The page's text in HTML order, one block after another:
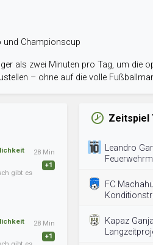
und Championscup
als zwei Minuten pro Tag, um die
– ohne auf die volle
gibt es
28 Min
+1
28 Min
+1
Zeitspiel
Leandro
FC
Kapaz